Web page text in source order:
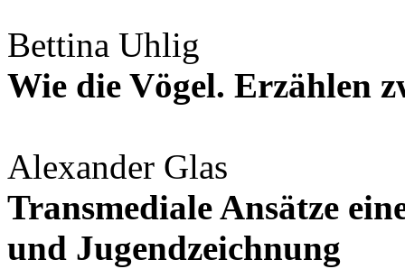
Bettina Uhlig
Wie die Vögel. Erzählen
Alexander Glas
Transmediale Ansätze
und Jugendzeichnung